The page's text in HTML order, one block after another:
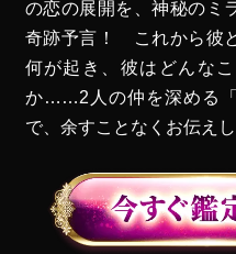
の恋の展開を、神秘のミ
奇跡予言！ これから彼
何が起き、彼はどんな
か……2人の仲を深める
で、余すことなくお伝えし